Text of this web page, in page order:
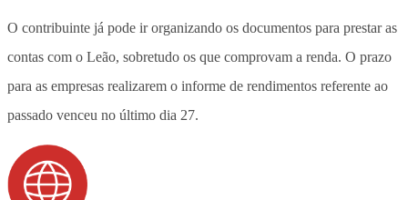
O contribuinte já pode ir organizando os documentos para prestar as
contas com o Leão, sobretudo os que comprovam a renda. O prazo
para as empresas realizarem o informe de rendimentos referente ao
passado venceu no último dia 27.